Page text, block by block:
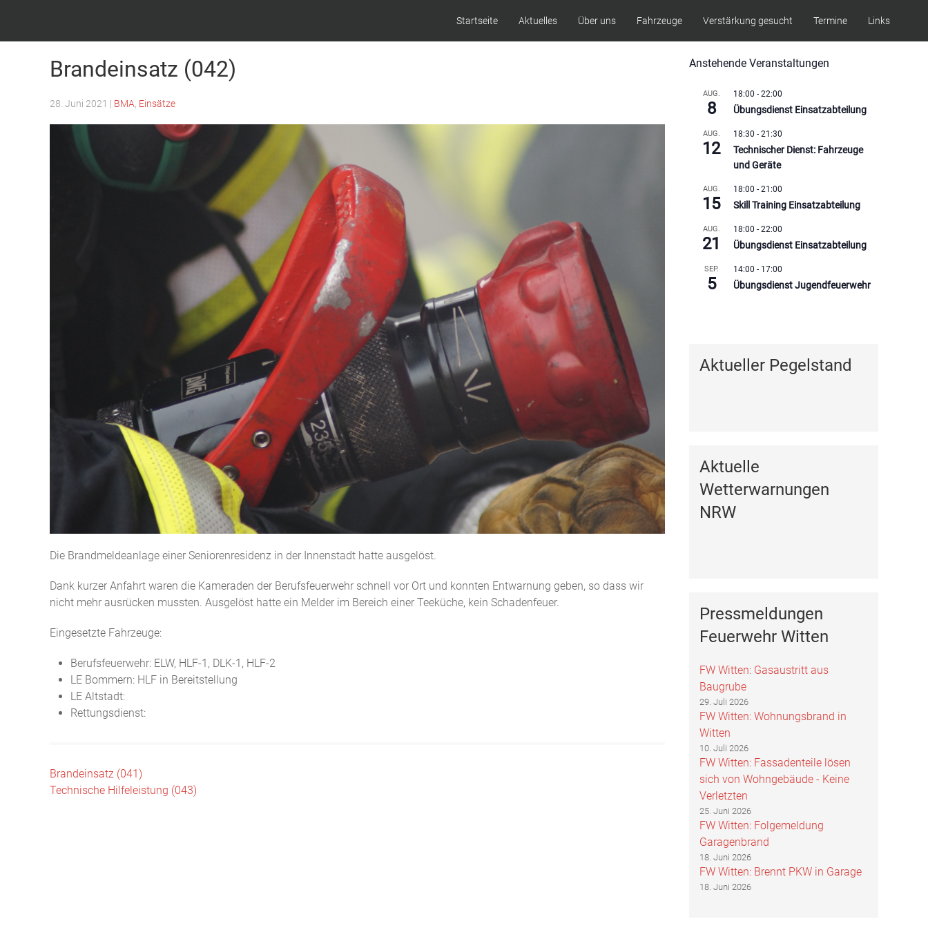
Startseite Aktuelles Über uns Fahrzeuge Verstärkung gesucht Termine Links
Brandeinsatz (042)
28. Juni 2021 | BMA Einsätze
Die Brandmeldeanlage einer Seniorenresidenz in der Innenstadt hatte ausgelöst.
Dank kurzer Anfahrt waren die Kameraden der Berufsfeuerwehr schnell vor Ort und konnten Entwarnung geben, so dass wir
nicht mehr ausrücken mussten. Ausgelöst hatte ein Melder im Bereich einer Teeküche, kein Schadenfeuer.
Eingesetzte Fahrzeuge:
Berufsfeuerwehr: ELW, HLF-1, DLK-1, HLF-2
LE Bommern: HLF in Bereitstellung
LE Altstadt:
Rettungsdienst:
Beitragsnavigation
Brandeinsatz (041)
Technische Hilfeleistung (043)
Anstehende Veranstaltungen
AUG.
8
18:00 -22:00
Übungsdienst Einsatzabteilung
AUG.
12
18:30 -21:30
Technischer Dienst: Fahrzeuge
und Geräte
AUG.
15
18:00 -21:00
Skill Training Einsatzabteilung
AUG.
21
18:00 -22:00
Übungsdienst Einsatzabteilung
SEP.
5
14:00 - 17:00
Übungsdienst Jugendfeuerwehr
Aktueller Pegelstand
Aktuelle
Wetterwarnungen
NRW
Pressmeldungen
Feuerwehr Witten
FW Witten: Gasaustritt aus
Baugrube
29. Juli 2026
FW Witten: Wohnungsbrand in
Witten
10. Juli 2026
FW Witten: Fassadenteile lösen
sich von Wohngebäude - Keine
Verletzten
25. Juni 2026
FW Witten: Folgemeldung
Garagenbrand
18. Juni 2026
FW Witten: Brennt PKW in Garage
18. Juni 2026